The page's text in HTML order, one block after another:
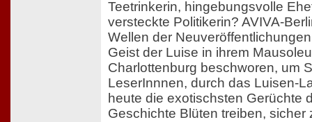
Teetrinkerin, hingebungsvolle
versteckte Politikerin? AVIVA-
Wellen der
Geist der Luise in ihrem
Charlottenburg beschworen, um
LeserInnnen, durch das Luisen-
heute die exotischsten Gerüchte
Geschichte Blüten treiben, sicher